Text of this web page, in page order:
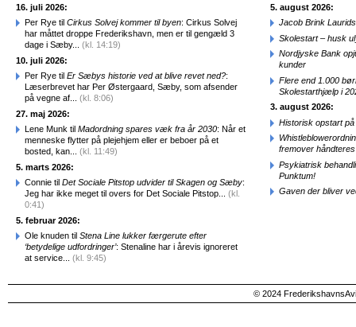
16. juli 2026:
Per Rye til Cirkus Solvej kommer til byen: Cirkus Solvej
har måttet droppe Frederikshavn, men er til gengæld 3
dage i Sæby... (kl. 14:19)
10. juli 2026:
Per Rye til Er Sæbys historie ved at blive revet ned?:
Læserbrevet har Per Østergaard, Sæby, som afsender
på vegne af... (kl. 8:06)
27. maj 2026:
Lene Munk til Madordning spares væk fra år 2030: Når et
menneske flytter på plejehjem eller er beboer på et
bosted, kan... (kl. 11:49)
5. marts 2026:
Connie til Det Sociale Pitstop udvider til Skagen og Sæby:
Jeg har ikke meget til overs for Det Sociale Pitstop... (kl.
0:41)
5. februar 2026:
Ole knuden til Stena Line lukker færgerute efter
‘betydelige udfordringer’: Stenaline har i årevis ignoreret
at service... (kl. 9:45)
5. august 2026:
Jacob Brink
Skolestart – husk
Nordjyske Bank
kunder
Flere end 1.000
Skolestarthjælp i
3. august 2026:
Historisk opstart
fremover
Psykiatrisk
Punktum!
Gaven der bliver
© 2024